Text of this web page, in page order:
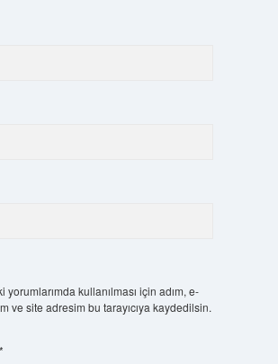
yorumlarımda kullanılması için adım, e-
ve site adresim bu tarayıcıya kaydedilsin.
*